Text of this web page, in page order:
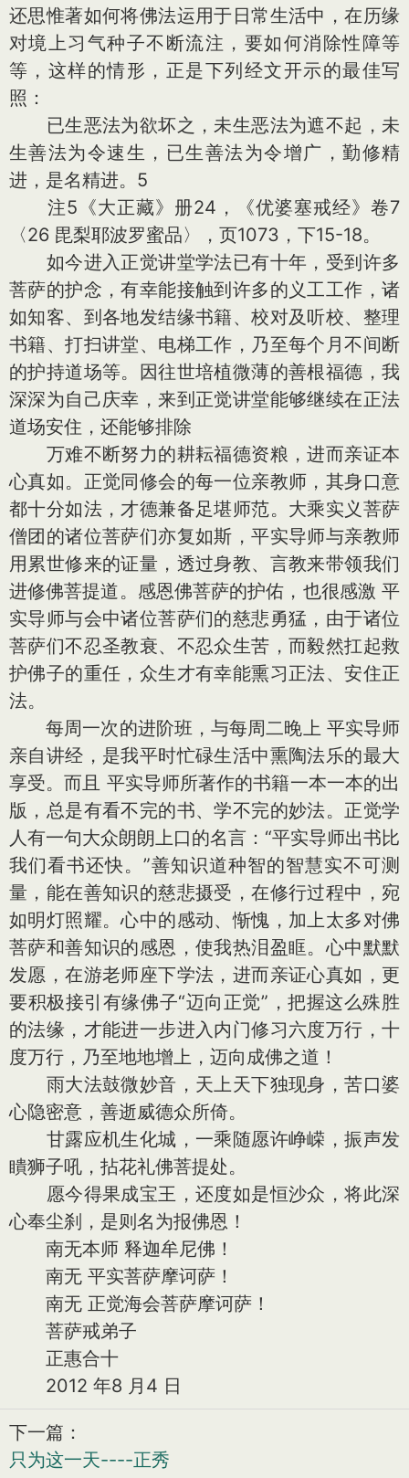
还思惟著如何将佛法运用于日常生活中，在历缘
对境上习气种子不断流注，要如何消除性障等
等，这样的情形，正是下列经文开示的最佳写
照：
已生恶法为欲坏之，未生恶法为遮不起，未
生善法为令速生，已生善法为令增广，勤修精
进，是名精进。5
注5《大正藏》册24，《优婆塞戒经》卷7
〈26 毘梨耶波罗蜜品〉，页1073，下15-18。
如今进入正觉讲堂学法已有十年，受到许多
菩萨的护念，有幸能接触到许多的义工工作，诸
如知客、到各地发结缘书籍、校对及听校、整理
书籍、打扫讲堂、电梯工作，乃至每个月不间断
的护持道场等。因往世培植微薄的善根福德，我
深深为自己庆幸，来到正觉讲堂能够继续在正法
道场安住，还能够排除
万难不断努力的耕耘福德资粮，进而亲证本
心真如。正觉同修会的每一位亲教师，其身口意
都十分如法，才德兼备足堪师范。大乘实义菩萨
僧团的诸位菩萨们亦复如斯，平实导师与亲教师
用累世修来的证量，透过身教、言教来带领我们
进修佛菩提道。感恩佛菩萨的护佑，也很感激 平
实导师与会中诸位菩萨们的慈悲勇猛，由于诸位
菩萨们不忍圣教衰、不忍众生苦，而毅然扛起救
护佛子的重任，众生才有幸能熏习正法、安住正
法。
每周一次的进阶班，与每周二晚上 平实导师
亲自讲经，是我平时忙碌生活中熏陶法乐的最大
享受。而且 平实导师所著作的书籍一本一本的出
版，总是有看不完的书、学不完的妙法。正觉学
人有一句大众朗朗上口的名言：“平实导师出书比
我们看书还快。”善知识道种智的智慧实不可测
量，能在善知识的慈悲摄受，在修行过程中，宛
如明灯照耀。心中的感动、惭愧，加上太多对佛
菩萨和善知识的感恩，使我热泪盈眶。心中默默
发愿，在游老师座下学法，进而亲证心真如，更
要积极接引有缘佛子“迈向正觉”，把握这么殊胜
的法缘，才能进一步进入内门修习六度万行，十
度万行，乃至地地增上，迈向成佛之道！
雨大法鼓微妙音，天上天下独现身，苦口婆
心隐密意，善逝威德众所倚。
甘露应机生化城，一乘随愿许峥嵘，振声发
瞶狮子吼，拈花礼佛菩提处。
愿今得果成宝王，还度如是恒沙众，将此深
心奉尘刹，是则名为报佛恩！
南无本师 释迦牟尼佛！
南无 平实菩萨摩诃萨！
南无 正觉海会菩萨摩诃萨！
菩萨戒弟子
正惠合十
2012 年8 月4 日
下一篇：
只为这一天----正秀